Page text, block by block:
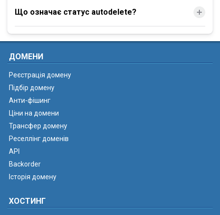
Що означає статус autodelete?
ДОМЕНИ
Реєстрація домену
Підбір домену
Анти-фішинг
Ціни на домени
Трансфер домену
Реселлінг доменів
API
Backorder
Історія домену
ХОСТИНГ